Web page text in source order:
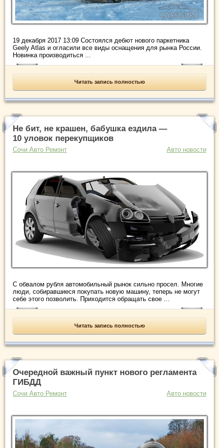
19 декабря 2017 13:09 Состоялся дебют нового паркетника
Geely Atlas и огласили все виды оснащения для рынка России.
Новинка производиться ...
Читать запись полностью
Не бит, не крашен, бабушка ездила —
10 уловок перекупщиков
Сочи Авто Ремонт Авто новости
С обвалом рубля автомобильный рынок сильно просел. Многие
люди, собиравшиеся покупать новую машину, теперь не могут
себе этого позволить. Приходится обращать свое ...
Читать запись полностью
Очередной важный пункт нового регламента
ГИБДД
Сочи Авто Ремонт Авто новости